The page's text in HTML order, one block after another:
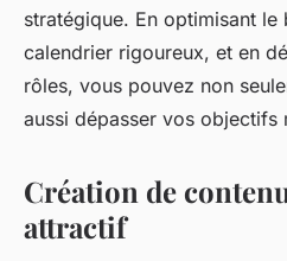
stratégique. En optimisant
calendrier rigoureux, et en
rôles, vous pouvez non
aussi dépasser vos objectifs
Création de
attractif